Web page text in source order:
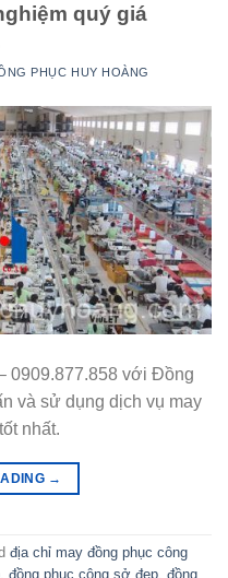
quý giá
PHỤC HUY HOÀNG
0909.877.858 với Đồng
và sử dụng dịch vụ may
nhất.
→
địa chỉ may đồng phục công
đồng phục công sở đẹp đồng